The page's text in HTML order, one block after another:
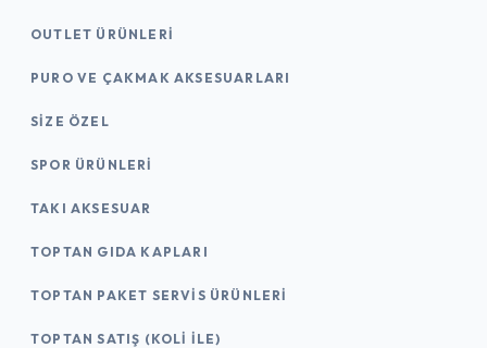
OUTLET ÜRÜNLERI
PURO VE ÇAKMAK AKSESUARLARI
SIZE ÖZEL
SPOR ÜRÜNLERI
TAKI AKSESUAR
TOPTAN GIDA KAPLARI
TOPTAN PAKET SERVIS ÜRÜNLERI
TOPTAN SATIŞ (KOLI İLE)